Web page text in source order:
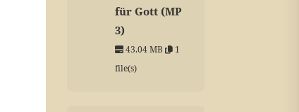
für Gott (MP
3)
43.04 MB
1
file(s)